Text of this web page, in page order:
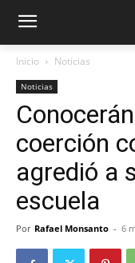
Inicio Noticias
Noticias
coerción
agredió a
escuela
Por Rafael Monsanto - 6